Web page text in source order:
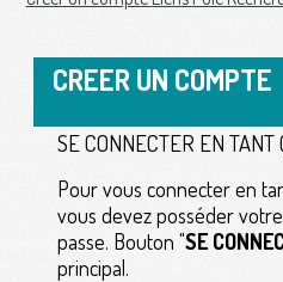
CREER UN COMPTE
SE CONNECTER EN
Pour vous connecter en
vous devez posséder
passe. Bouton "SE
principal.